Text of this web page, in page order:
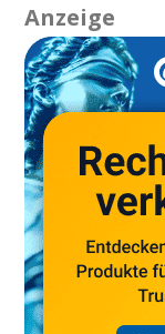
Anzeige